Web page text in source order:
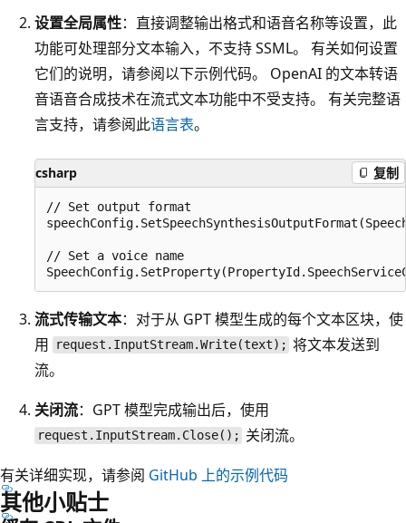
设置全局属性：直接调整输出格式和语音名称等设置，此
功能可处理部分文本输入，不支持 SSML。 有关如何设置
它们的说明，请参阅以下示例代码。 OpenAI 的文本转语
音语音合成技术在流式文本功能中不受支持。 有关完整语
言支持，请参阅此语言表。
csharp 复制
// Set output format
// Set a voice name
流式传输文本：对于从 GPT 模型生成的每个文本区块，使
用
request.InputStream.Write(text); 将文本发送到
流。
关闭流：GPT 模型完成输出后，使用
request.InputStream.Close(); 关闭流。
有关详细实现，请参阅 GitHub 上的示例代码
其他小贴士